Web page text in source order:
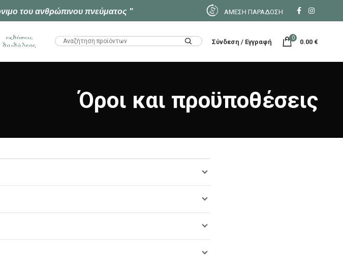
του ανθρώπινου πνεύματος " ΑΜΕΣΗ ΠΑΡΑΔΟΣΗ
Σύνδεση / Εγγραφή 0 0.00 €
Όροι και προϋποθέσεις